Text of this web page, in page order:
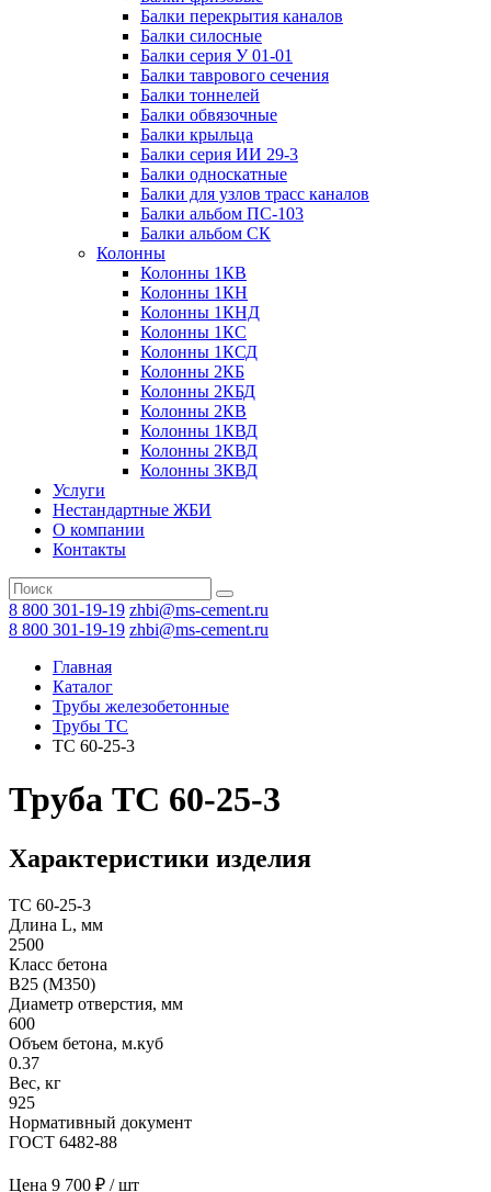
Балки перекрытия каналов
Балки силосные
Балки серия У 01-01
Балки таврового сечения
Балки тоннелей
Балки обвязочные
Балки крыльца
Балки серия ИИ 29-3
Балки односкатные
Балки для узлов трасс каналов
Балки альбом ПС-103
Балки альбом СК
Колонны
Колонны 1КВ
Колонны 1КН
Колонны 1КНД
Колонны 1КС
Колонны 1КСД
Колонны 2КБ
Колонны 2КБД
Колонны 2КВ
Колонны 1КВД
Колонны 2КВД
Колонны 3КВД
Услуги
Нестандартные ЖБИ
О компании
Контакты
8 800 301-19-19 zhbi@ms-cement.ru
8 800 301-19-19 zhbi@ms-cement.ru
Главная
Каталог
Трубы железобетонные
Трубы ТС
ТС 60-25-3
Труба ТС 60-25-3
Характеристики изделия
ТС 60-25-3
Длина L, мм
2500
Класс бетона
В25 (М350)
Диаметр отверстия, мм
600
Объем бетона, м.куб
0.37
Вес, кг
925
Нормативный документ
ГОСТ 6482-88
Цена 9 700 ₽ / шт